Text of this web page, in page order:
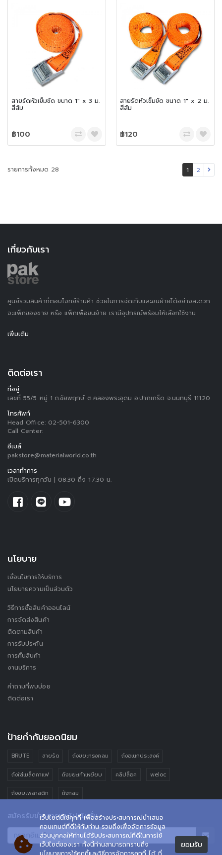
สายรัดหัวเข็มขัด ขนาด 1″ x 3 ม.
สีส้ม
฿100
สายรัดหัวเข็มขัด ขนาด 1″ x 2 ม.
สีส้ม
฿120
รายการทั้งหมด 28 1 2
เว็ปไซต์นี้ใช้คุกกี้ เพื่อสร้างประสบการณ์นำเสนอ
คอนเทนต์ที่ดีให้กับท่าน รวมถึงเพื่อจัดการข้อมูล
ส่วนบุคคลให้ท่านได้รับประสบการณ์ที่ดีในการใช้
เว็ปไซต์ของเรา ทั้งนี้ท่านสามารถทราบถึง
ยอมรับ
เกี่ยวกับเรา
ศูนย์รวมสินค้าที่ตอบโจทย์ร้านค้า ช่วยในการจัดเก็บและขนย้ายได้อย่างสะดวก
จะแพ็กของขาย หรือ แพ็กเพื่อขนย้าย เรามีอุปกรณ์พร้อมให้เลือกใช้งาน
เพิ่มเติม
ติดต่อเรา
ที่อยู่
เลขที่ 55/5 หมู่ 1 ถ.ชัยพฤกษ์ ต.คลองพระอุดม อ.ปากเกร็ด จ.นนทบุรี 11120
โทรศัพท์
Head Office: 02-501-6300
Call Center:
อีเมล์
pakstore@materialworld.co.th
เวลาทำการ
เปิดบริการทุกวัน | 08.30 ถึง 17.30 น.
นโยบาย
เงื่อนไขการให้บริการ
นโยบายความเป็นส่วนตัว
วิธีการซื้อสินค้าออนไลน์
การจัดส่งสินค้า
ติดตามสินค้า
การรับประกัน
การคืนสินค้า
งานบริการ
คำถามที่พบบ่อย
ติดต่อเรา
ป้ายกำกับยอดนิยม
BRUTE สายรัด ถังขยะทรงกลม ถังอเนกประสงค์
ถังใส่เมล็ดกาแฟ ถังขยะเท้าเหยียบ คลิปล็อค weloc
ถังขยะพลาสติก ถังกลม
สมัครรับข่าวสารและโปรโมชั่น